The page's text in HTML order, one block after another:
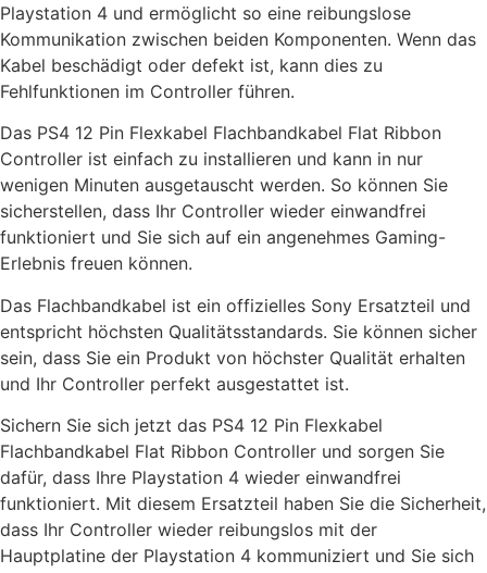
Playstation 4 und ermöglicht so eine reibungslose
Kommunikation zwischen beiden Komponenten. Wenn das
Kabel beschädigt oder defekt ist, kann dies zu
Fehlfunktionen im Controller führen.
Das PS4 12 Pin Flexkabel Flachbandkabel Flat Ribbon
Controller ist einfach zu installieren und kann in nur
wenigen Minuten ausgetauscht werden. So können Sie
sicherstellen, dass Ihr Controller wieder einwandfrei
funktioniert und Sie sich auf ein angenehmes Gaming-
Erlebnis freuen können.
Das Flachbandkabel ist ein offizielles Sony Ersatzteil und
entspricht höchsten Qualitätsstandards. Sie können sicher
sein, dass Sie ein Produkt von höchster Qualität erhalten
und Ihr Controller perfekt ausgestattet ist.
Sichern Sie sich jetzt das PS4 12 Pin Flexkabel
Flachbandkabel Flat Ribbon Controller und sorgen Sie
dafür, dass Ihre Playstation 4 wieder einwandfrei
funktioniert. Mit diesem Ersatzteil haben Sie die Sicherheit,
dass Ihr Controller wieder reibungslos mit der
Hauptplatine der Playstation 4 kommuniziert und Sie sich